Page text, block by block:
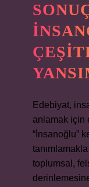
Edebiyat,
anlamak için
“İnsanoğlu”
toplumsal,